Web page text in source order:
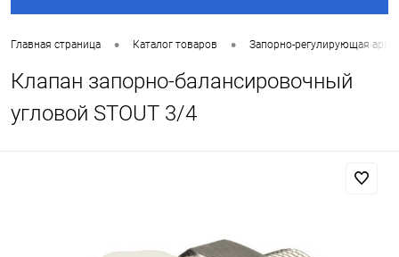
Главная страница • Каталог товаров • Запорно-регулирующая
Клапан запорно-балансировочный
угловой STOUT 3/4